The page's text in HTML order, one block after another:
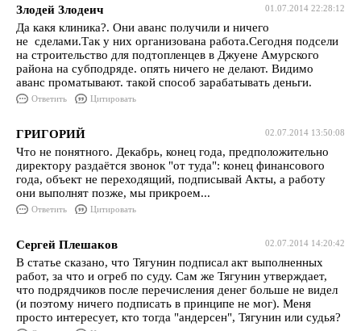
01.07.2014 22:28:12
Злодей Злодеич
Да какя клиника?. Они аванс получили и ничего
не сделами.Так у них организована работа.Сегодня подсели
на строительство для подтопленцев в Джуене Амурского
района на субподряде. опять ничего не делают. Видимо
аванс проматывают. такой способ зарабатывать деньги.
Ответить Цитировать
02.07.2014 13:50:08
ГРИГОРИЙ
Что не понятного. Декабрь, конец года, предположительно
директору раздаётся звонок "от туда": конец финансового
года, объект не переходящий, подписывай Акты, а работу
они выполнят позже, мы прикроем...
Ответить Цитировать
02.07.2014 14:20:42
Сергей Плешаков
В статье сказано, что Тягунин подписал акт выполненных
работ, за что и огреб по суду. Сам же Тягунин утверждает,
что подрядчиков после перечисления денег больше не видел
(и поэтому ничего подписать в принципе не мог). Меня
просто интересует, кто тогда "андерсен", Тягунин или судья?